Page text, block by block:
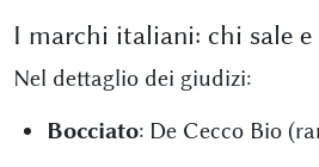
I marchi italiani: chi sale e
Nel dettaglio dei giudizi:
Bocciato: De Cecco Bio